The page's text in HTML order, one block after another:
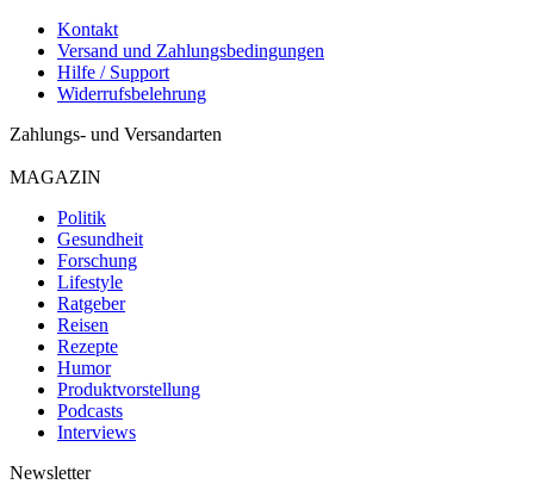
Kontakt
Versand und Zahlungsbedingungen
Hilfe / Support
Widerrufsbelehrung
Zahlungs- und Versandarten
MAGAZIN
Politik
Gesundheit
Forschung
Lifestyle
Ratgeber
Reisen
Rezepte
Humor
Produktvorstellung
Podcasts
Interviews
Newsletter